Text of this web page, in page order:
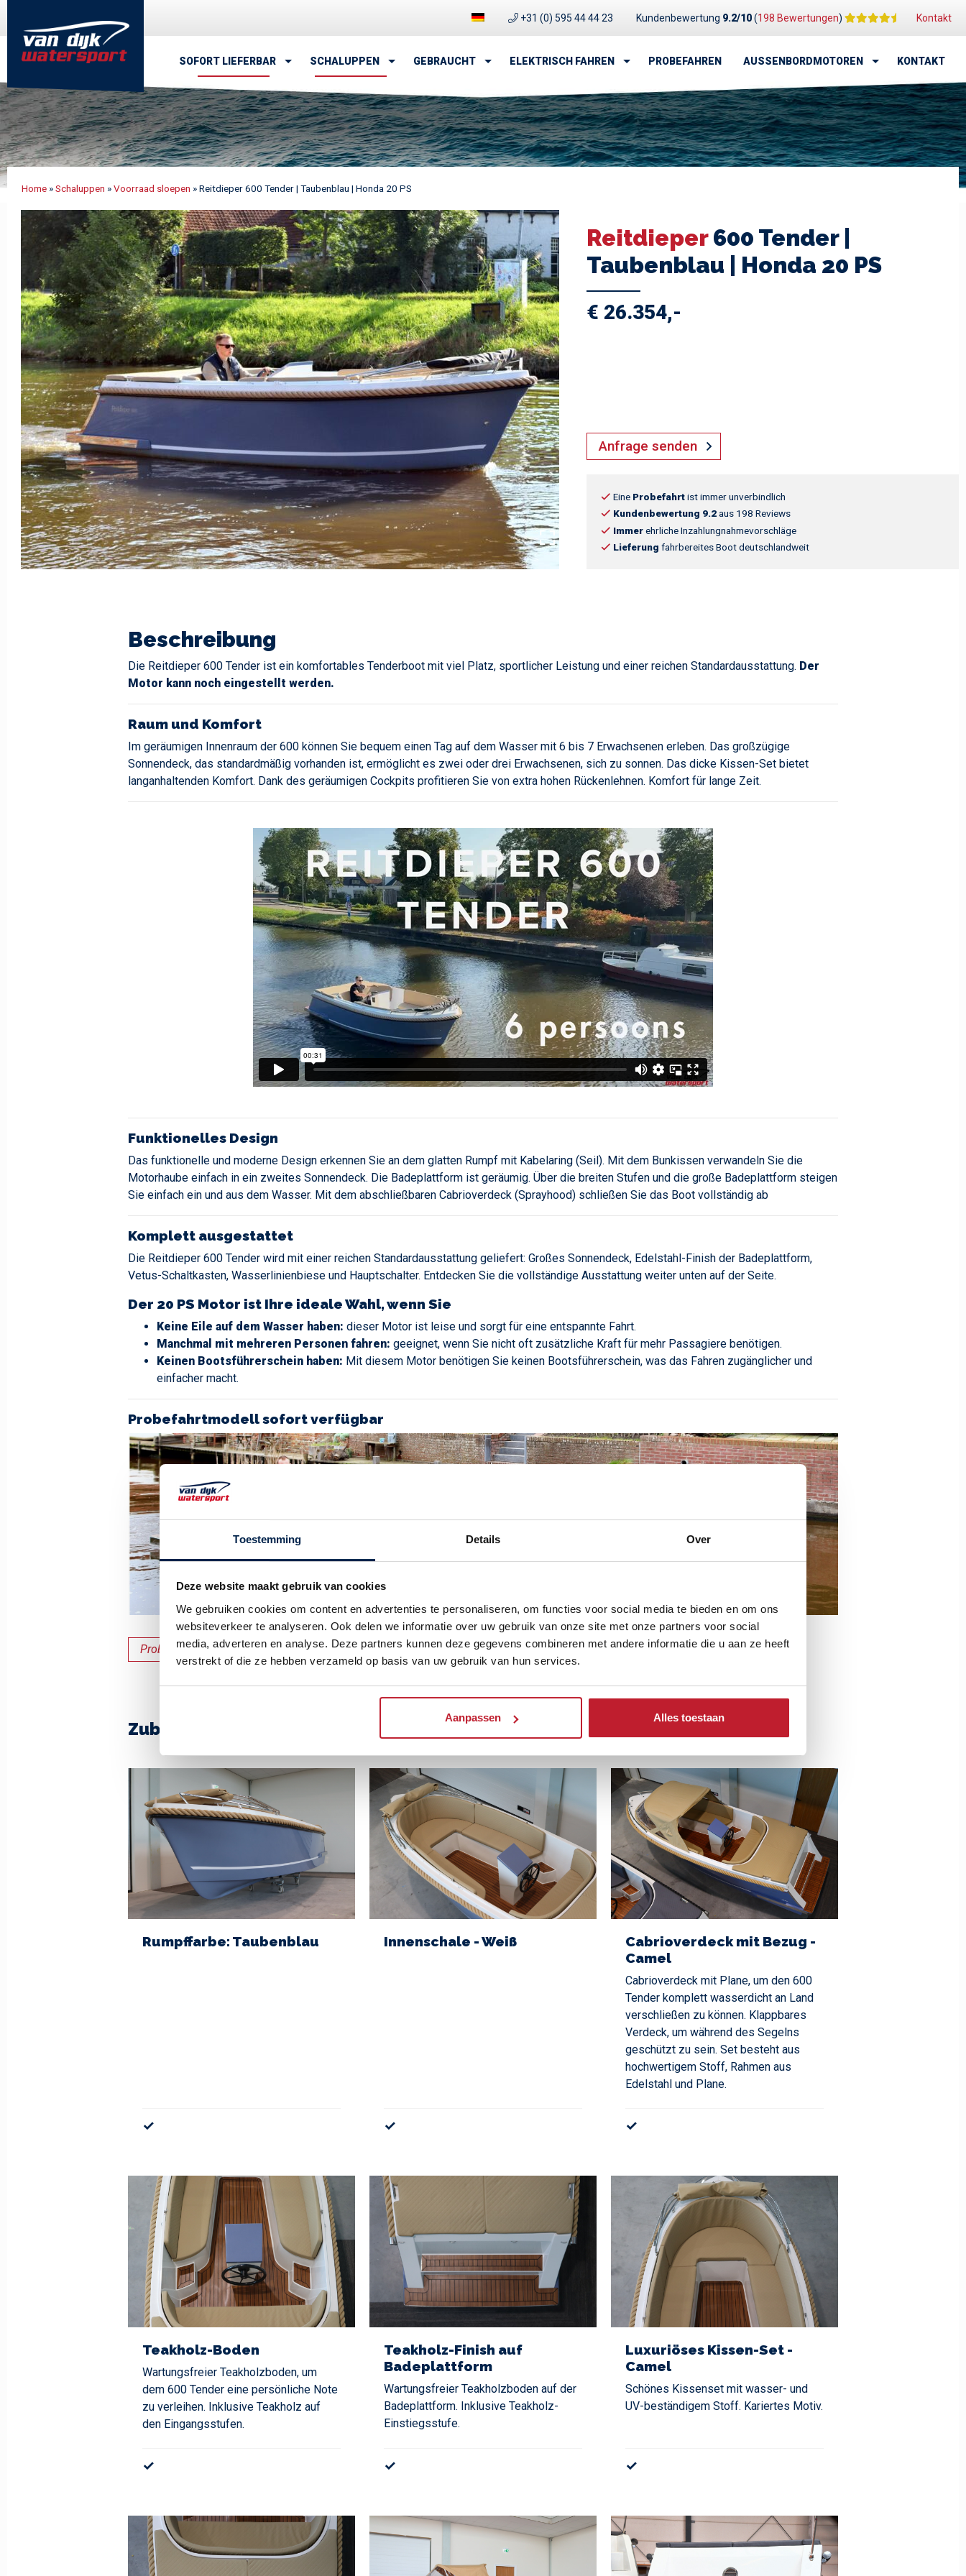
Toestemming Details Over
Deze website maakt gebruik van cookies
We gebruiken cookies om content en advertenties te personaliseren, om functies voor social media te bieden en om ons
websiteverkeer te analyseren. Ook delen we informatie over uw gebruik van onze site met onze partners voor social
media, adverteren en analyse. Deze partners kunnen deze gegevens combineren met andere informatie die u aan ze heeft
verstrekt of die ze hebben verzameld op basis van uw gebruik van hun services.
Aanpassen Alles toestaan
+31 (0) 595 44 44 23 Kundenbewertung 9.2/10(198 Bewertungen) Kontakt
Van Dijk Watersport
SOFORT LIEFERBAR SCHALUPPEN GEBRAUCHT ELEKTRISCH FAHREN PROBEFAHREN AUSSENBORDMOTOREN KONTAKT
Home »Schaluppen »Voorraad sloepen »Reitdieper 600 Tender | Taubenblau | Honda 20 PS
Reitdieper600 Tender |
Taubenblau | Honda 20 PS
€ 26.354,-
Anfrage senden
Eine Probefahrtist immer unverbindlich
Kundenbewertung 9.2aus 198 Reviews
Immerehrliche Inzahlungnahmevorschläge
Lieferung fahrbereites Boot deutschlandweit
Beschreibung
Die Reitdieper 600 Tender ist ein komfortables Tenderboot mit viel Platz, sportlicher Leistung und einer reichen Standardausstattung. Der
Motor kann noch eingestellt werden.
Raum und Komfort
Im geräumigen Innenraum der 600 können Sie bequem einen Tag auf dem Wasser mit 6 bis 7 Erwachsenen erleben. Das großzügige
Sonnendeck, das standardmäßig vorhanden ist, ermöglicht es zwei oder drei Erwachsenen, sich zu sonnen. Das dicke Kissen-Set bietet
langanhaltenden Komfort. Dank des geräumigen Cockpits profitieren Sie von extra hohen Rückenlehnen. Komfort für lange Zeit.
Funktionelles Design
Das funktionelle und moderne Design erkennen Sie an dem glatten Rumpf mit Kabelaring (Seil). Mit dem Bunkissen verwandeln Sie die
Motorhaube einfach in ein zweites Sonnendeck. Die Badeplattform ist geräumig. Über die breiten Stufen und die große Badeplattform steigen
Sie einfach ein und aus dem Wasser. Mit dem abschließbaren Cabrioverdeck (Sprayhood) schließen Sie das Boot vollständig ab
Komplett ausgestattet
Die Reitdieper 600 Tender wird mit einer reichen Standardausstattung geliefert: Großes Sonnendeck, Edelstahl-Finish der Badeplattform,
Vetus-Schaltkasten, Wasserlinienbiese und Hauptschalter. Entdecken Sie die vollständige Ausstattung weiter unten auf der Seite.
Der 20 PS Motor ist Ihre ideale Wahl, wenn Sie
Keine Eile auf dem Wasser haben: dieser Motor ist leise und sorgt für eine entspannte Fahrt.
Manchmal mit mehreren Personen fahren: geeignet, wenn Sie nicht oft zusätzliche Kraft für mehr Passagiere benötigen.
Keinen Bootsführerschein haben: Mit diesem Motor benötigen Sie keinen Bootsführerschein, was das Fahren zugänglicher und
einfacher macht.
Probefahrtmodell sofort verfügbar
Probefahrt
Zubehör
Rumpffarbe: Taubenblau
✓
Innenschale - Weiß
✓
Cabrioverdeck mit Bezug -
Camel
Cabrioverdeck mit Plane, um den 600
Tender komplett wasserdicht an Land
verschließen zu können. Klappbares
Verdeck, um während des Segelns
geschützt zu sein. Set besteht aus
hochwertigem Stoff, Rahmen aus
Edelstahl und Plane.
✓
Teakholz-Boden
Wartungsfreier Teakholzboden, um
dem 600 Tender eine persönliche Note
zu verleihen. Inklusive Teakholz auf
den Eingangsstufen.
✓
Teakholz-Finish auf
Badeplattform
Wartungsfreier Teakholzboden auf der
Badeplattform. Inklusive Teakholz-
Einstiegsstufe.
✓
Luxuriöses Kissen-Set -
Camel
Schönes Kissenset mit wasser- und
UV-beständigem Stoff. Kariertes Motiv.
✓